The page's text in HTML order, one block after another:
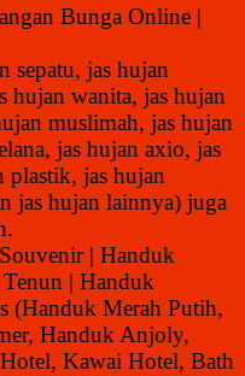
Bunga Online |
sepatu, jas hujan
hujan wanita, jas hujan
muslimah, jas hujan
jas hujan axio, jas
plastik, jas hujan
jas hujan lainnya) juga
| Handuk
| Handuk
(Handuk Merah Putih,
Handuk Anjoly,
Kawai Hotel, Bath